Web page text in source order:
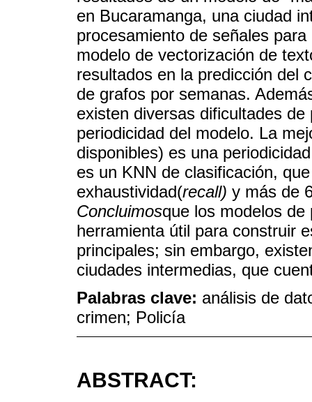
en Bucaramanga, una ciudad
procesamiento de señales
modelo de vectorización de
resultados en la predicción del
de grafos por semanas.
existen diversas dificultades
periodicidad del modelo. La
disponibles) es una
es un KNN de clasificación,
exhaustividad(recall) y más de
Concluimosque los modelos
herramienta útil para construir
principales; sin embargo,
ciudades intermedias, que
Palabras clave: análisis de
crimen; Policía
ABSTRACT: